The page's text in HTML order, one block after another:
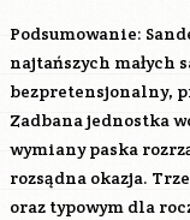
Podsumowanie:
najtańszych małych
bezpretensjonalny,
Zadbana jednostka
wymiany paska
rozsądna okazja.
oraz typowym dla